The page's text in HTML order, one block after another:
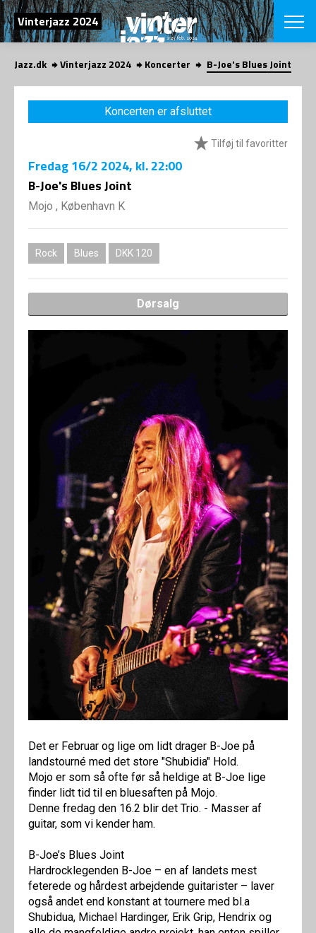
SØG
Vinterjazz 2024
English
VÆLG
COPENHAGEN
SHOP
Jazz.dk Vinterjazz 2024 Koncerter B-Joe's Blues Joint
Koncerten er afsluttet
Tilføj til favoritter
Fredag16/2 2024, kl. 22:00
B-Joe's Blues Joint
Mojo , København K
Rock Blues DKK 120
Dørsalg
Det er Februar og lige om lidt drager B-Joe på
landstourné med det store "Shubidia" Hold.
Mojo er som så ofte før så heldige at B-Joe lige
finder lidt tid til en bluesaften på Mojo.
Denne fredag den 16.2 blir det Trio. - Masser af
guitar, som vi kender ham.
B-Joe’s Blues Joint
Hardrocklegenden B-Joe – en af landets mest
feterede og hårdest arbejdende guitarister – laver
også andet end konstant at tournere med bl.a
Shubidua, Michael Hardinger, Erik Grip, Hendrix og